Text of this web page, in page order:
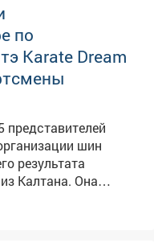
по
Karate Dream
шин
результата
Калтана. Она
до 45 кг и